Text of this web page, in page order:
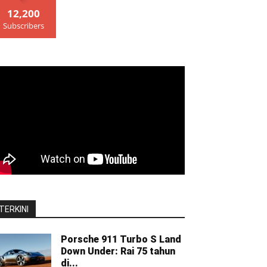
12,200
Subscribers
Porsche 911 Turbo S Land
Down Under: Rai 75 tahun
di...